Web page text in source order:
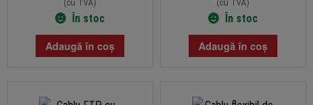
(cu TVA)
În stoc
Adaugă în coș
(cu TVA)
În stoc
Adaugă în coș